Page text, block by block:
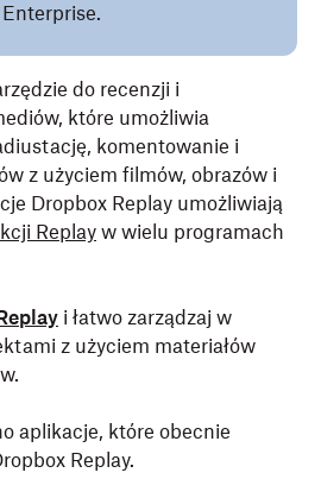
do recenzji i
które umożliwia
komentowanie i
z użyciem filmów, obrazów i
Dropbox Replay umożliwiają
Replay w wielu programach
i łatwo zarządzaj w
z użyciem materiałów
aplikacje, które obecnie
Replay.